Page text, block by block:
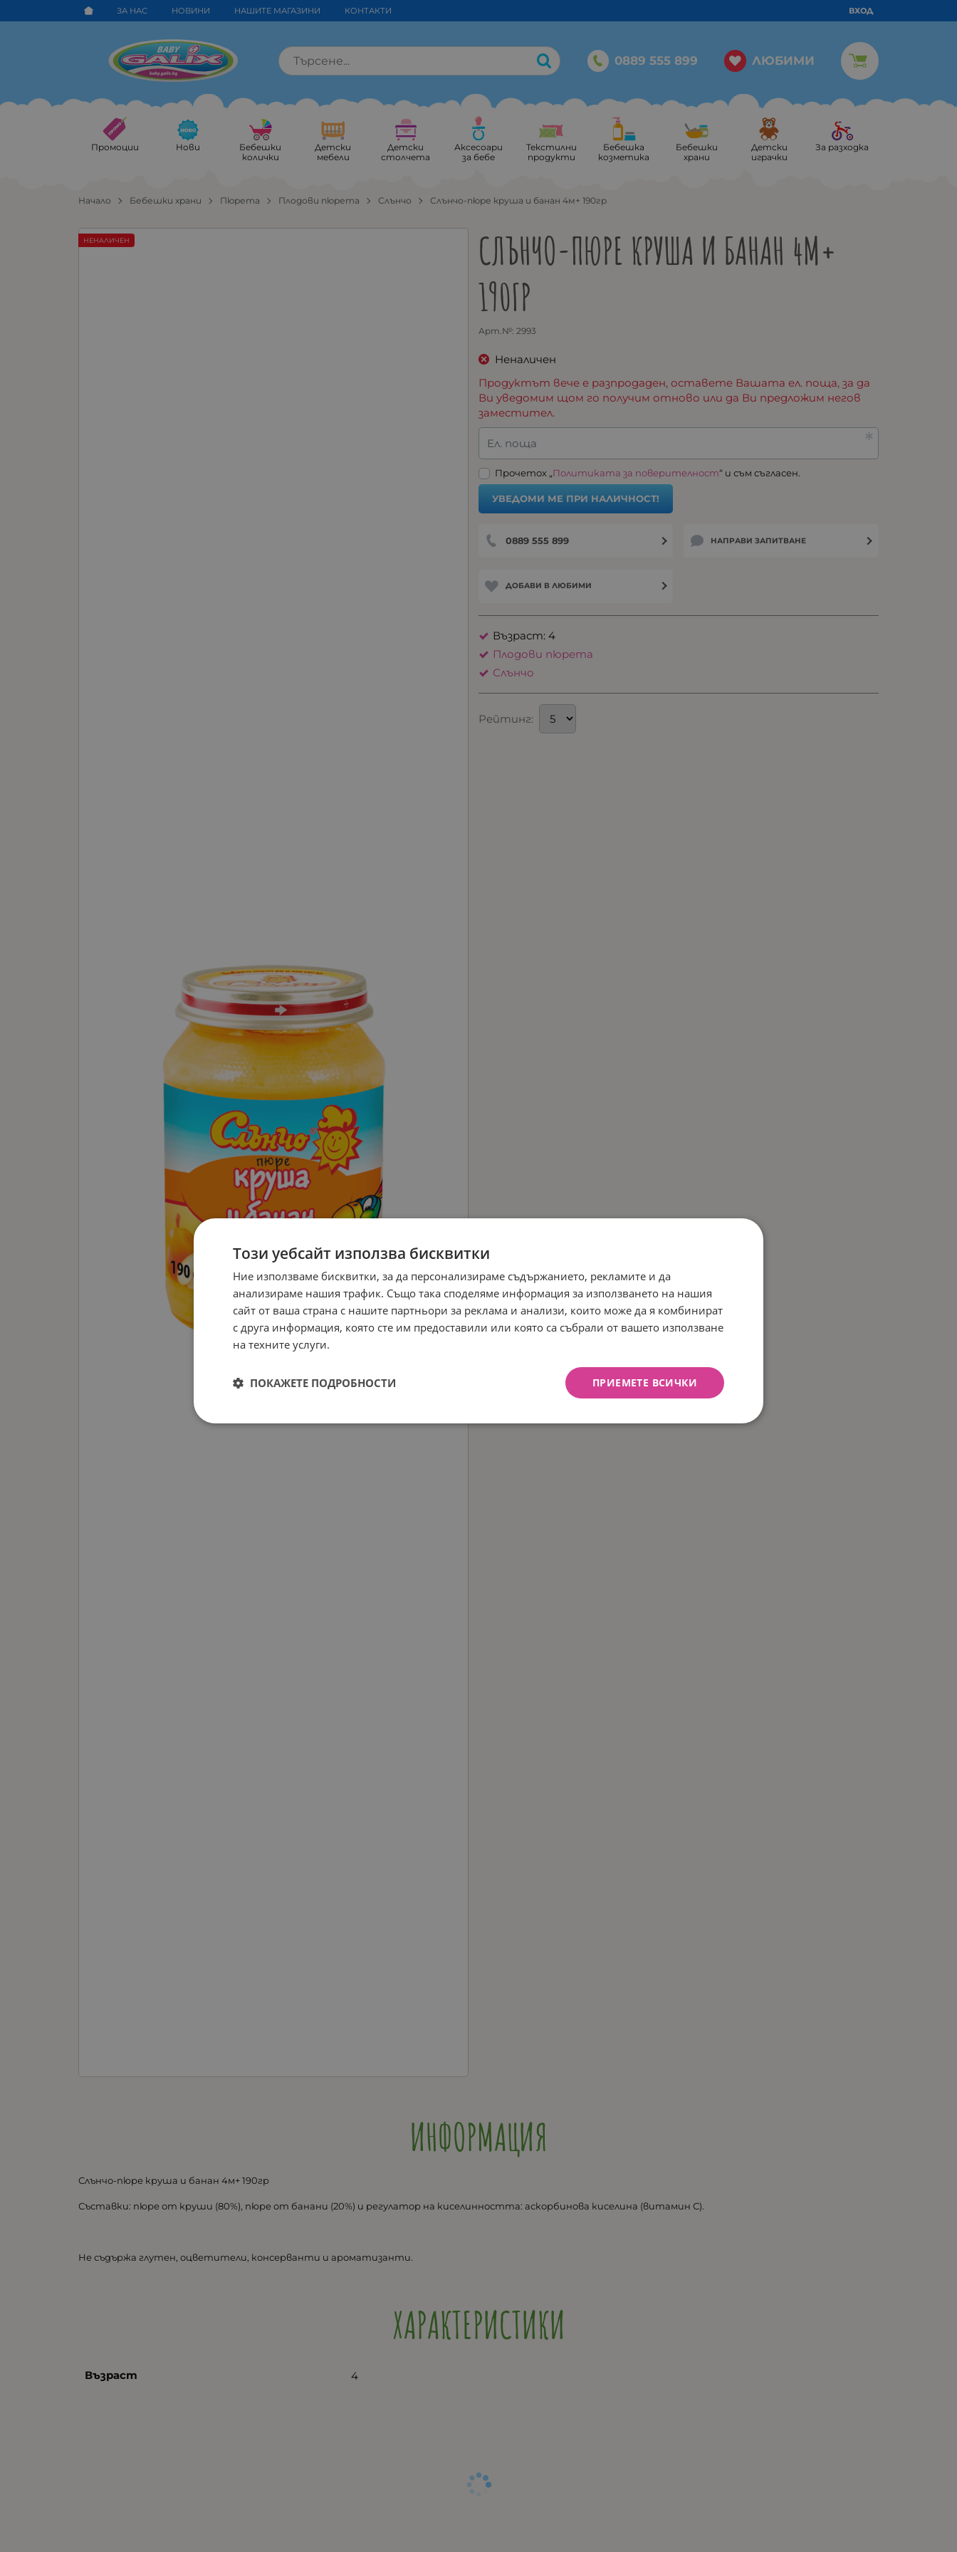
ЗА НАС НОВИНИ НАШИТЕ МАГАЗИНИ КОНТАКТИ ВХОД
0889 555 899 ЛЮБИМИ
Промоции Нови
Бебешки
колички
Детски
мебели
Детски
столчета
Аксесоари
за бебе
Текстилни
продукти
Бебешка
козметика
Бебешки
храни
Детски
играчки
За разходка
Начало Бебешки храни Пюрета Плодови пюрета Слънчо Слънчо-пюре круша и банан 4м+ 190гр
СЛЪНЧО-ПЮРЕ КРУША И БАНАН 4М+
190ГР
Арт.№: 2993
НЕНАЛИЧЕН
Неналичен
Продуктът вече е разпродаден, оставете Вашата ел. поща, за да
Ви уведомим щом го получим отново или да Ви предложим негов
заместител.
Ел. поща
Прочетох „Политиката за поверителност“ и съм съгласен.
УВЕДОМИ МЕ ПРИ НАЛИЧНОСТ!
0889 555 899 НАПРАВИ ЗАПИТВАНЕ
ДОБАВИ В ЛЮБИМИ
Възраст: 4
Плодови пюрета
Слънчо
Рейтинг:
ИНФОРМАЦИЯ
Слънчо-пюре круша и банан 4м+ 190гр
Съставки: пюре от круши (80%), пюре от банани (20%) и регулатор на киселинността: аскорбинова киселина (витамин С).
Не съдържа глутен, оцветители, консерванти и ароматизанти.
ХАРАКТЕРИСТИКИ
Възраст 4
Този уебсайт използва бисквитки
Ние използваме бисквитки, за да персонализираме съдържанието, рекламите и да
анализираме нашия трафик. Също така споделяме информация за използването на нашия
сайт от ваша страна с нашите партньори за реклама и анализи, които може да я комбинират
с друга информация, която сте им предоставили или която са събрали от вашето използване
на техните услуги.
ПРИЕМЕТЕ ВСИЧКИ
ПОКАЖЕТЕ ПОДРОБНОСТИ